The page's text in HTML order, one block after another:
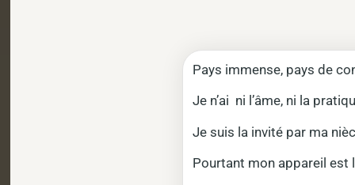
Pays immense, pays de
Je n’ai ni l’âme, ni la
Je suis la invité par ma
Pourtant mon appareil est